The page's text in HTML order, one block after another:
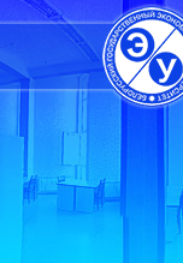
Skip
navigation